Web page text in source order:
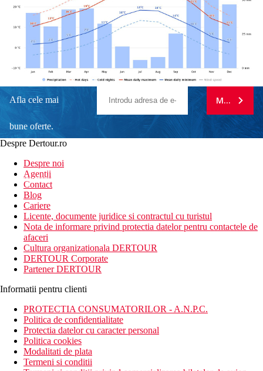
Afla cele mai
bune oferte.
newsletter!
MA
Despre Dertour.ro
Despre noi
Agentii
Contact
Blog
Cariere
Licente, documente juridice si contractul cu turistul
Nota de informare privind protectia datelor pentru contactele de
afaceri
Cultura organizationala DERTOUR
DERTOUR Corporate
Partener DERTOUR
Informatii pentru clienti
PROTECTIA CONSUMATORILOR - A.N.P.C.
Politica de confidentialitate
Protectia datelor cu caracter personal
Politica cookies
Modalitati de plata
Termeni si conditii